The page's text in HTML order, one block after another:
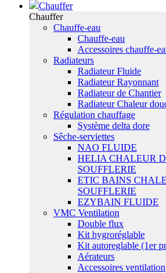
Chauffer
Chauffer
Chauffe-eau
Chauffe-eau
Accessoires chauffe-
Radiateurs
Radiateur Fluide
Radiateur Rayonnant
Radiateur de Chantier
Radiateur Chaleur
Régulation chauffage
Système delta dore
Sêche-serviettes
NAO FLUIDE
HELIA CHALEUR
SOUFFLERIE
ETIC BAINS
SOUFFLERIE
EZYBAIN FLUIDE
VMC Ventilation
Double flux
Kit hygroréglable
Kit autoreglable (1er
Aérateurs
Accessoires ventilation